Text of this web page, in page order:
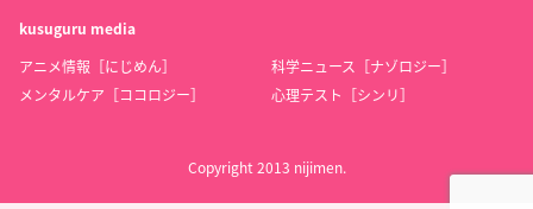
kusuguru media
アニメ情報［にじめん］
科学ニュース［ナゾロジー］
メンタルケア［ココロジー］
心理テスト［シンリ］
Copyright 2013 nijimen.